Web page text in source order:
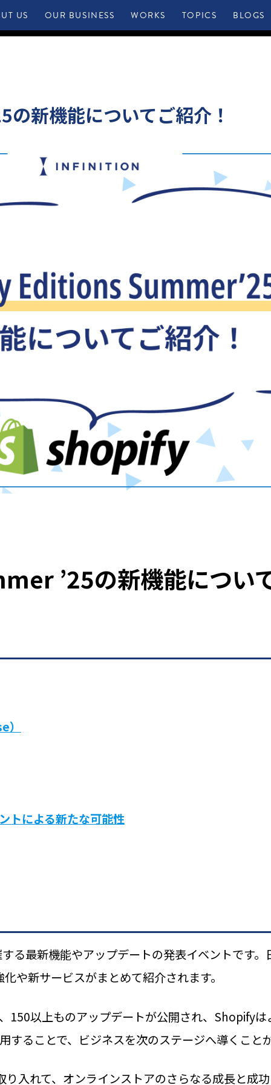
US OUR BUSINESS WORKS TOPICS BLOGS
新機能についてご紹介！
’25の新機能につい
トによる新たな可能性
最新機能やアップデートの発表イベントです。
や新サービスがまとめて紹介されます。
150以上ものアップデートが公開され、Shopifyは
することで、ビジネスを次のステージへ導くこと
入れて、オンラインストアのさらなる成長と成